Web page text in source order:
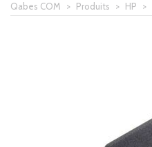
Qabes COM > Produits > HP >